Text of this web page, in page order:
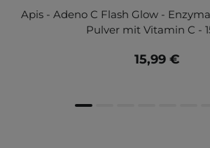
Apis - Adeno C Flash Glow -
Pulver mit Vitamin C -
15,99 €